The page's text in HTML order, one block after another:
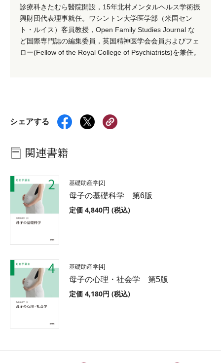
診療科きたむら醫院開設，15年北村メンタルヘルス学術振
興財団代表理事就任。ワシントン大学医学部（米国セン
ト・ルイス）客員教授，Open Family Studies Journal な
ど国際専門誌の編集委員，英国精神医学会会員およびフェ
ロー(Fellow of the Royal College of Psychiatrists)を兼任。
シェアする
関連書籍
基礎助産学[2]
母子の基礎科学 第6版
定価 4,840円 (税込)
基礎助産学[4]
母子の心理・社会学 第5版
定価 4,180円 (税込)